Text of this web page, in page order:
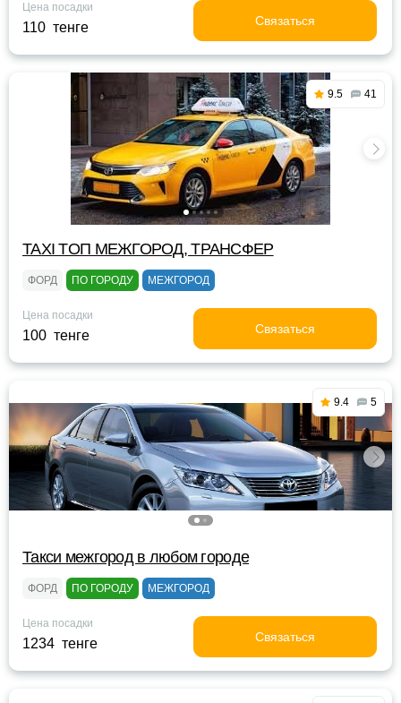
Цена посадки
110 тенге Связаться
9.5 41
TAXI TOП МЕЖГОРОД, ТРАНСФЕР
ФОРД ПО ГОРОДУ МЕЖГОРОД
Цена посадки
100 тенге Связаться
9.4 5
Такси межгород в любом городе
ФОРД ПО ГОРОДУ МЕЖГОРОД
Цена посадки
1234 тенге Связаться